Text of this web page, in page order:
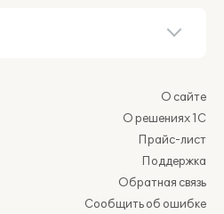
О сайте
О решениях 1С
Прайс-лист
Поддержка
Обратная связь
Сообщить об ошибке